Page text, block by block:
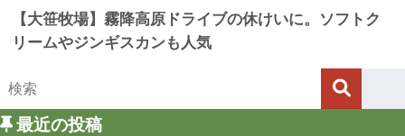
【大笹牧場】霧降高原ドライブの休けいに。ソフトク
リームやジンギスカンも人気
最近の投稿